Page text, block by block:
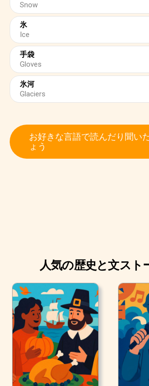
Snow
氷
Ice
手袋
Gloves
氷河
Glaciers
お好きな言語で読んだり聞い
ょう
人気の歴史と文スト